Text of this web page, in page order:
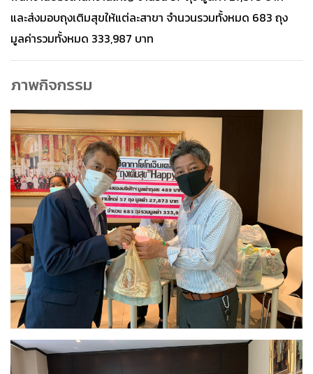
และส่งมอบถุงเติมสุขให้แต่ละสาขา จำนวนรวมทั้งหมด 683 ถุง
มูลค่ารวมทั้งหมด 333,987 บาท
ภาพกิจกรรม